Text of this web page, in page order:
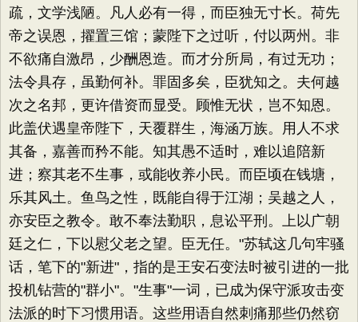
疏，文学浅陋。凡人必有一得，而臣独无寸长。荷先
帝之误恩，擢置三馆；蒙陛下之过听，付以两州。非
不欲痛自激昂，少酬恩造。而才分所局，有过无功；
法令具存，虽勤何补。罪固多矣，臣犹知之。夫何越
次之名邦，更许借资而显受。顾惟无状，岂不知恩。
此盖伏遇皇帝陛下，天覆群生，海涵万族。用人不求
其备，嘉善而矜不能。知其愚不适时，难以追陪新
进；察其老不生事，或能收养小民。而臣顷在钱塘，
乐其风土。鱼鸟之性，既能自得于江湖；吴越之人，
亦安臣之教令。敢不奉法勤职，息讼平刑。上以广朝
廷之仁，下以慰父老之望。臣无任。"苏轼这几句牢骚
话，笔下的"新进"，指的是王安石变法时被引进的一批
投机钻营的"群小"。"生事"一词，已成为保守派攻击变
法派的时下习惯用语。这些用语自然刺痛那些仍然窃